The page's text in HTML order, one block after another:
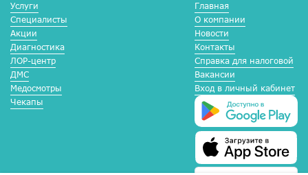
Услуги
Специалисты
Акции
Диагностика
ЛОР-центр
ДМС
Медосмотры
Чекапы
Главная
О компании
Новости
Контакты
Справка для налоговой
Вакансии
Вход в личный кабинет